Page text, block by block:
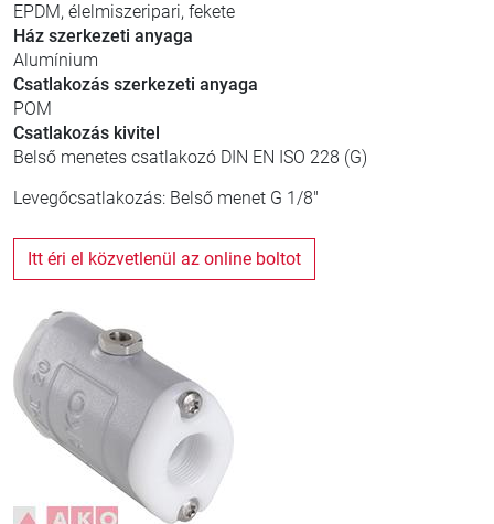
EPDM, élelmiszeripari, fekete
Ház szerkezeti anyaga
Alumínium
Csatlakozás szerkezeti anyaga
POM
Csatlakozás kivitel
Belső menetes csatlakozó DIN EN ISO 228 (G)
Levegőcsatlakozás: Belső menet G 1/8"
Itt éri el közvetlenül az online boltot